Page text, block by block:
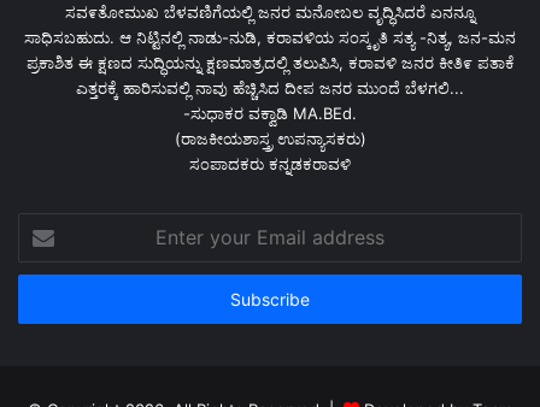
ಸವ೯ತೋಮುಖ ಬೆಳವಣಿಗೆಯಲ್ಲಿ ಜನರ ಮನೋಬಲ ವೃದ್ಧಿಸಿದರೆ ಏನನ್ನೂ
ಸಾಧಿಸಬಹುದು. ಆ ನಿಟ್ಟಿನಲ್ಲಿ ನಾಡು-ನುಡಿ, ಕರಾವಳಿಯ ಸಂಸ್ಕೃತಿ ಸತ್ಯ -ನಿತ್ಯ, ಜನ-ಮನ
ಪ್ರಕಾಶಿತ ಈ ಕ್ಷಣದ ಸುದ್ಧಿಯನ್ನು ಕ್ಷಣಮಾತ್ರದಲ್ಲಿ ತಲುಪಿಸಿ, ಕರಾವಳಿ ಜನರ ಕೀತಿ೯ ಪತಾಕೆ
ಎತ್ತರಕ್ಕೆ ಹಾರಿಸುವಲ್ಲಿ ನಾವು ಹೆಚ್ಚಿಸಿದ ದೀಪ ಜನರ ಮುಂದೆ ಬೆಳಗಲಿ...
-ಸುಧಾಕರ ವಕ್ವಾಡಿ MA.BEd.
(ರಾಜಕೀಯಶಾಸ್ತ್ರ ಉಪನ್ಯಾಸಕರು)
ಸಂಪಾದಕರು ಕನ್ನಡಕರಾವಳಿ
your
Email